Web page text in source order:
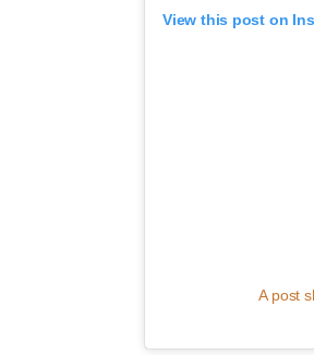
View this post on
A post